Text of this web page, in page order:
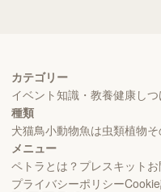
カテゴリー
イベント知識・教養健康し
種類
犬猫鳥小動物魚は虫類植物
メニュー
ペトラとは？ プレスキット
プライバシーポリシー